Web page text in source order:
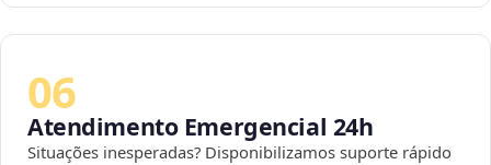
06
Atendimento Emergencial 24h
Situações inesperadas? Disponibilizamos suporte rápido